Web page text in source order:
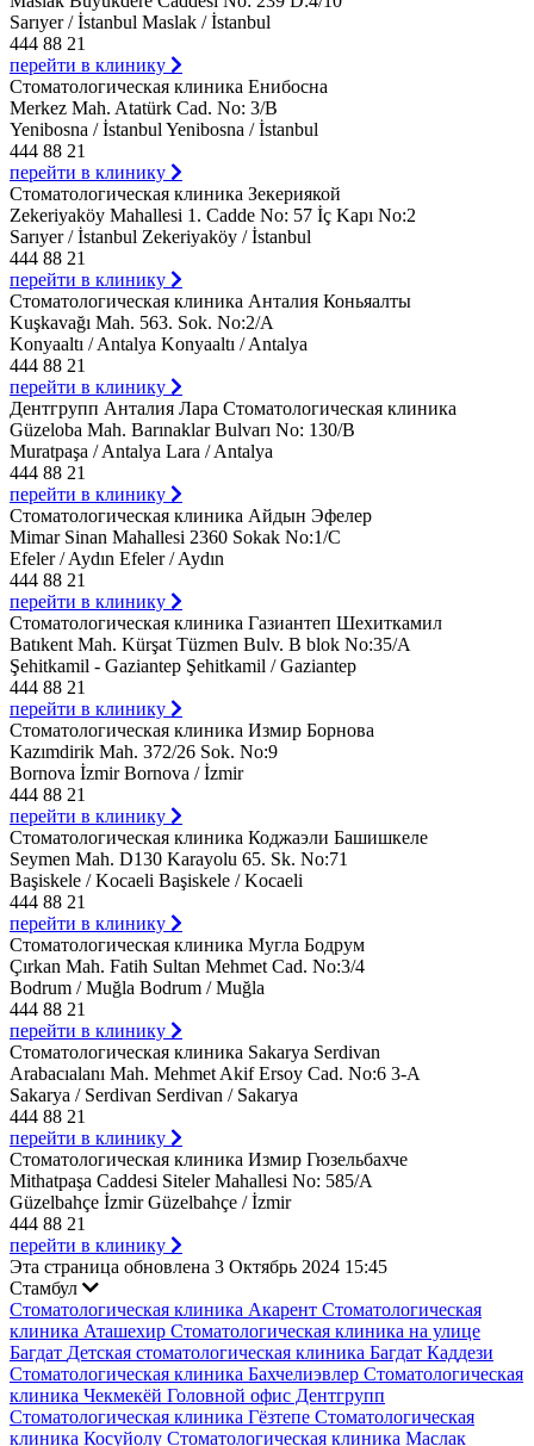
Sarıyer / İstanbul Maslak / İstanbul
444 88 21
перейти в клинику
Стоматологическая клиника Енибосна
Merkez Mah. Atatürk Cad. No: 3/B
Yenibosna / İstanbul Yenibosna / İstanbul
444 88 21
перейти в клинику
Стоматологическая клиника Зекериякой
Zekeriyaköy Mahallesi 1. Cadde No: 57 İç Kapı No:2
Sarıyer / İstanbul Zekeriyaköy / İstanbul
444 88 21
перейти в клинику
Стоматологическая клиника Анталия Коньяалты
Kuşkavağı Mah. 563. Sok. No:2/A
Konyaaltı / Antalya Konyaaltı / Antalya
444 88 21
перейти в клинику
Дентгрупп Анталия Лара Стоматологическая клиника
Güzeloba Mah. Barınaklar Bulvarı No: 130/B
Muratpaşa / Antalya Lara / Antalya
444 88 21
перейти в клинику
Стоматологическая клиника Айдын Эфелер
Mimar Sinan Mahallesi 2360 Sokak No:1/C
Efeler / Aydın Efeler / Aydın
444 88 21
перейти в клинику
Стоматологическая клиника Газиантеп Шехиткамил
Batıkent Mah. Kürşat Tüzmen Bulv. B blok No:35/A
Şehitkamil - Gaziantep Şehitkamil / Gaziantep
444 88 21
перейти в клинику
Стоматологическая клиника Измир Борнова
Kazımdirik Mah. 372/26 Sok. No:9
Bornova İzmir Bornova / İzmir
444 88 21
перейти в клинику
Стоматологическая клиника Коджаэли Башишкеле
Seymen Mah. D130 Karayolu 65. Sk. No:71
Başiskele / Kocaeli Başiskele / Kocaeli
444 88 21
перейти в клинику
Стоматологическая клиника Мугла Бодрум
Çırkan Mah. Fatih Sultan Mehmet Cad. No:3/4
Bodrum / Muğla Bodrum / Muğla
444 88 21
перейти в клинику
Стоматологическая клиника Sakarya Serdivan
Arabacıalanı Mah. Mehmet Akif Ersoy Cad. No:6 3-A
Sakarya / Serdivan Serdivan / Sakarya
444 88 21
перейти в клинику
Стоматологическая клиника Измир Гюзельбахче
Mithatpaşa Caddesi Siteler Mahallesi No: 585/A
Güzelbahçe İzmir Güzelbahçe / İzmir
444 88 21
перейти в клинику
Эта страница обновлена 3 Октябрь 2024 15:45
Стамбул
Стоматологическая клиника Акарент Стоматологическая
клиника Аташехир Стоматологическая клиника на улице
Багдат Детская стоматологическая клиника Багдат Каддези
Стоматологическая клиника Бахчелиэвлер Стоматологическая
клиника Чекмекёй Головной офис Дентгрупп
Стоматологическая клиника Гёзтепе Стоматологическая
клиника Косуйолу Стоматологическая клиника Маслак